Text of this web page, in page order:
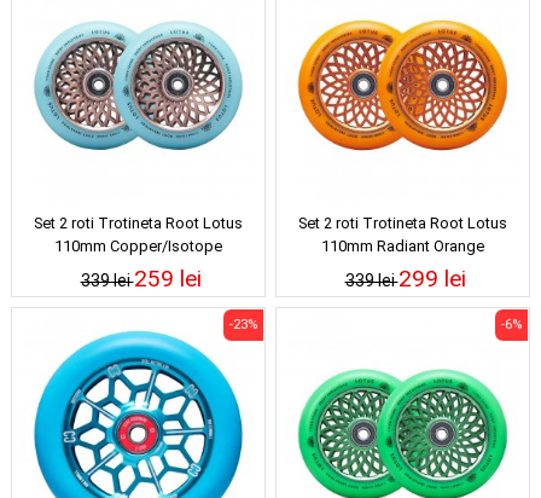
Set 2 roti Trotineta Root Lotus
110mm Copper/Isotope
339 lei259 lei
Set 2 roti Trotineta Root Lotus
110mm Radiant Orange
339 lei299 lei
-23% -6%